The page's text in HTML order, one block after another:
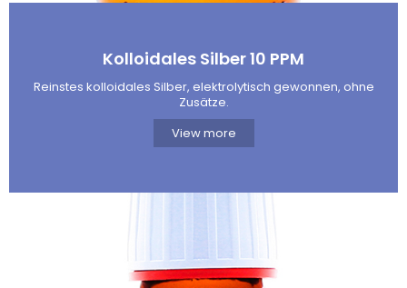
Kolloidales Silber 10 PPM
Reinstes kolloidales Silber, elektrolytisch gewonnen, ohne
Zusätze.
View more